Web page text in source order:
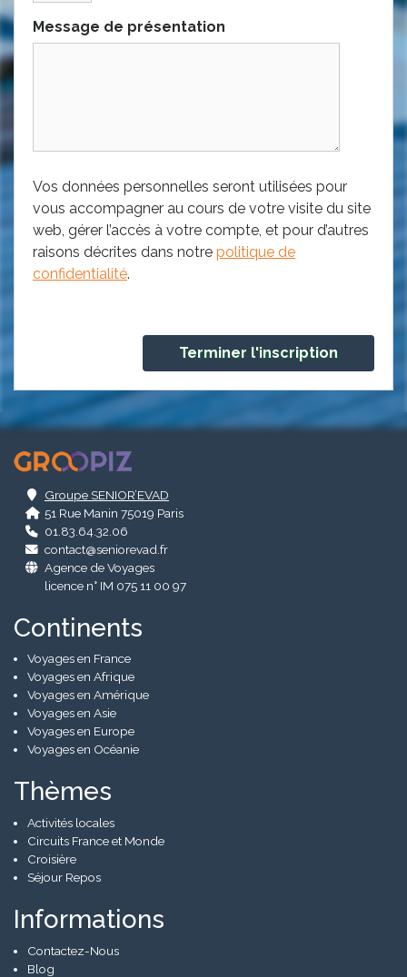
Message de présentation
Vos données personnelles seront utilisées pour
vous accompagner au cours de votre visite du site
web, gérer l’accès à votre compte, et pour d’autres
raisons décrites dans notre politique de
confidentialité.
Groupe SENIOR’EVAD
51 Rue Manin 75019 Paris
01.83.64.32.06
contact@seniorevad.fr
Agence de Voyages
licence n° IM 075 11 00 97
Continents
Voyages en France
Voyages en Afrique
Voyages en Amérique
Voyages en Asie
Voyages en Europe
Voyages en Océanie
Thèmes
Activités locales
Circuits France et Monde
Croisière
Séjour Repos
Informations
Contactez-Nous
Blog